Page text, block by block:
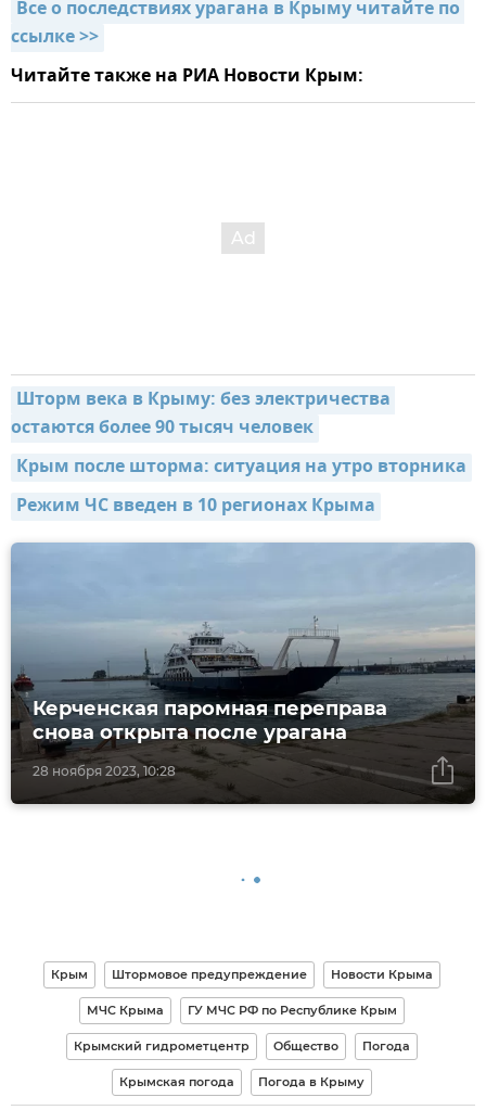
Все о последствиях урагана в Крыму читайте по
ссылке >>
Читайте также на РИА Новости Крым:
Шторм века в Крыму: без электричества
остаются более 90 тысяч человек
Крым после шторма: ситуация на утро вторника
Режим ЧС введен в 10 регионах Крыма
28 ноября 2023, 10:28
Керченская паромная переправа
снова открыта после урагана
Крым Штормовое предупреждение Новости Крыма
МЧС Крыма ГУ МЧС РФ по Республике Крым
Крымский гидрометцентр Общество Погода
Крымская погода Погода в Крыму